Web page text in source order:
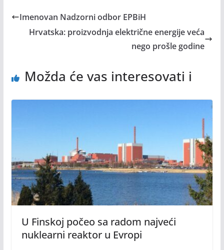
Imenovan Nadzorni odbor EPBiH
Hrvatska: proizvodnja električne energije veća
nego prošle godine
Možda će vas interesovati i
U Finskoj počeo sa radom najveći
nuklearni reaktor u Evropi